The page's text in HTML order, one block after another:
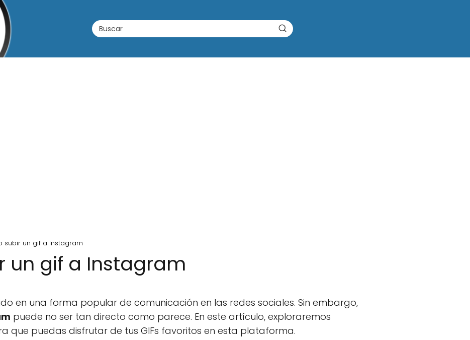
subir un gif a Instagram
un gif a Instagram
en una forma popular de comunicación en las redes sociales. Sin embargo,
puede no ser tan directo como parece. En este artículo, exploraremos
que puedas disfrutar de tus GIFs favoritos en esta plataforma.